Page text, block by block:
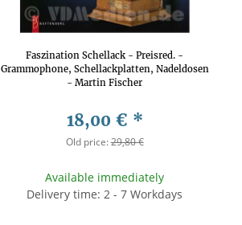
Faszination Schellack - Preisred. -
Grammophone, Schellackplatten, Nadeldosen
- Martin Fischer
18,00 € *
Old price:29,80 €
Available immediately
Delivery time: 2 - 7 Workdays